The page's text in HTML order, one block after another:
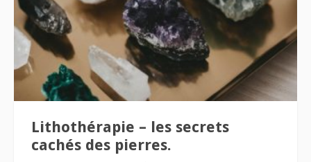
Lithothérapie – les secrets
cachés des pierres.